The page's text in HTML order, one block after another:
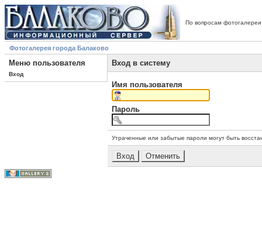
По вопросам
Фотогалерея города Балаково
Меню пользователя
Вход
Вход в систему
Имя пользователя
Пароль
Утраченные или забытые пароли могут быть